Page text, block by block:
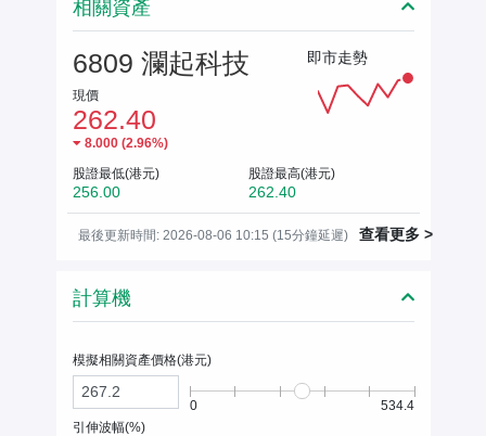
相關資產
6809 瀾起科技
現價
262.40
8.000(2.96%)
即市走勢
股證最低(港元)
256.00
股證最高(港元)
262.40
最後更新時間: 2026-08-06 10:15 (15分鐘延遲) 查看更多 >
計算機
模擬相關資產價格(港元)
0
534.4
引伸波幅(%)